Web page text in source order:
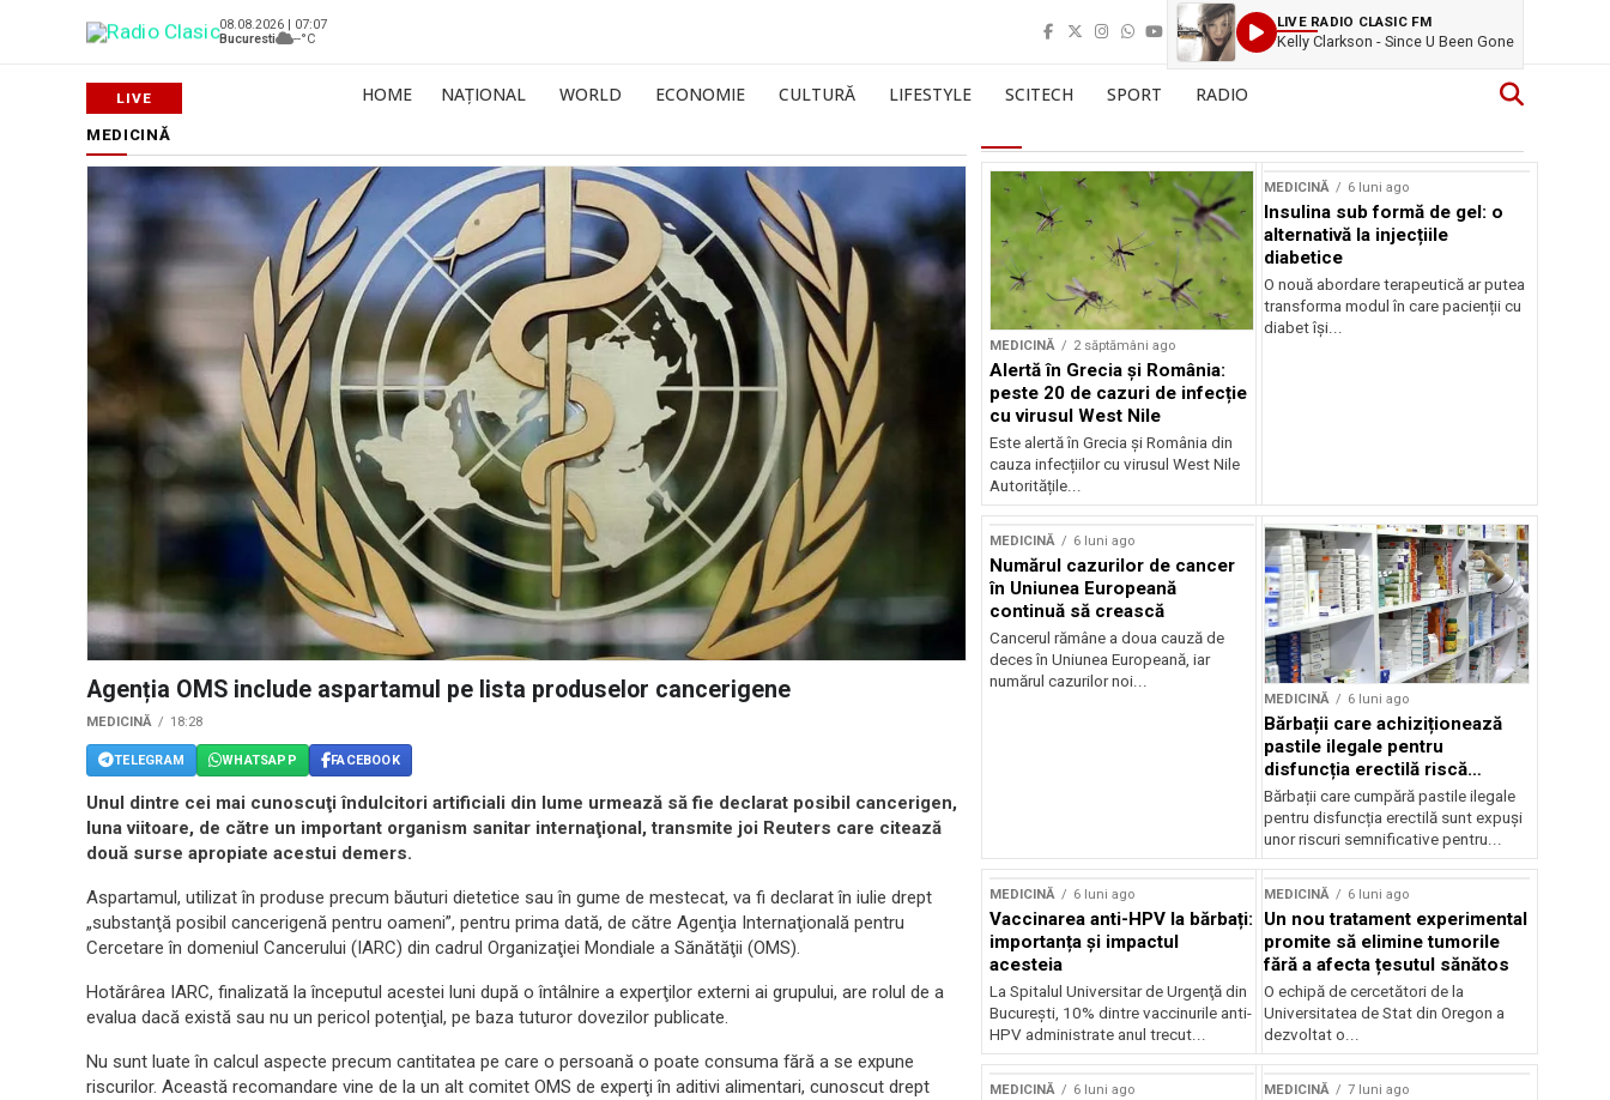
08.08.2026 | 07:07
Bucuresti
--°C
LIVE RADIO CLASIC FM
Kelly Clarkson - Since U Been Gone
HOME NAȚIONAL WORLD ECONOMIE CULTURĂ LIFESTYLE SCITECH SPORT RADIO
MEDICINĂ
Agenția OMS include aspartamul pe lista produselor cancerigene
MEDICINĂ 18:28
TELEGRAM WHATSAPP FACEBOOK
Unul dintre cei mai cunoscuţi îndulcitori artificiali din lume urmează să fie declarat posibil cancerigen,
luna viitoare, de către un important organism sanitar internaţional, transmite joi Reuters care citează
două surse apropiate acestui demers.
Aspartamul, utilizat în produse precum băuturi dietetice sau în gume de mestecat, va fi declarat în iulie drept
„substanţă posibil cancerigenă pentru oameni”, pentru prima dată, de către Agenţia Internaţională pentru
Cercetare în domeniul Cancerului (IARC) din cadrul Organizaţiei Mondiale a Sănătăţii (OMS).
Hotărârea IARC, finalizată la începutul acestei luni după o întâlnire a experţilor externi ai grupului, are rolul de a
evalua dacă există sau nu un pericol potenţial, pe baza tuturor dovezilor publicate.
Nu sunt luate în calcul aspecte precum cantitatea pe care o persoană o poate consuma fără a se expune
riscurilor. Această recomandare vine de la un alt comitet OMS de experţi în aditivi alimentari, cunoscut drept
MEDICINĂ 2 săptămâni ago
Alertă în Grecia și România:
peste 20 de cazuri de infecție
cu virusul West Nile
Este alertă în Grecia și România din
cauza infecțiilor cu virusul West Nile
Autoritățile...
MEDICINĂ 6 luni ago
Insulina sub formă de gel: o
alternativă la injecțiile
diabetice
O nouă abordare terapeutică ar putea
transforma modul în care pacienții cu
diabet își...
MEDICINĂ 6 luni ago
Numărul cazurilor de cancer
în Uniunea Europeană
continuă să crească
Cancerul rămâne a doua cauză de
deces în Uniunea Europeană, iar
numărul cazurilor noi...
MEDICINĂ 6 luni ago
Bărbații care achiziționează
pastile ilegale pentru
disfuncția erectilă riscă
sănătatea
Bărbații care cumpără pastile ilegale
pentru disfuncția erectilă sunt expuși
unor riscuri semnificative pentru...
MEDICINĂ 6 luni ago
Vaccinarea anti-HPV la bărbați:
importanța și impactul
acesteia
La Spitalul Universitar de Urgenţă din
Bucureşti, 10% dintre vaccinurile anti-
HPV administrate anul trecut...
MEDICINĂ 6 luni ago
Un nou tratament experimental
promite să elimine tumorile
fără a afecta țesutul sănătos
O echipă de cercetători de la
Universitatea de Stat din Oregon a
dezvoltat o...
MEDICINĂ 6 luni ago MEDICINĂ 7 luni ago